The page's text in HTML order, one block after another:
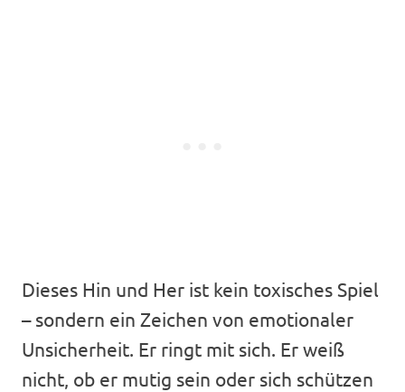
Dieses Hin und Her ist kein toxisches Spiel
– sondern ein Zeichen von emotionaler
Unsicherheit. Er ringt mit sich. Er weiß
nicht, ob er mutig sein oder sich schützen